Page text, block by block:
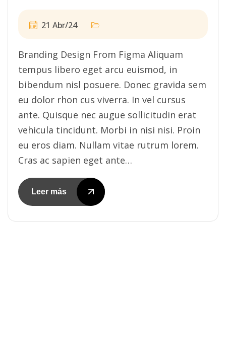
21 Abr/24
Branding Design From Figma Aliquam
tempus libero eget arcu euismod, in
bibendum nisl posuere. Donec gravida sem
eu dolor rhon cus viverra. In vel cursus
ante. Quisque nec augue sollicitudin erat
vehicula tincidunt. Morbi in nisi nisi. Proin
eu eros diam. Nullam vitae rutrum lorem.
Cras ac sapien eget ante…
Leer más